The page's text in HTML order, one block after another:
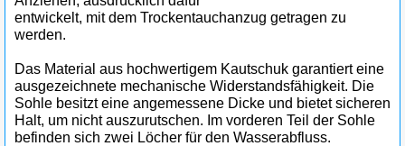
entwickelt, mit dem Trockentauchanzug getragen zu
werden.
Das Material aus hochwertigem Kautschuk garantiert eine
ausgezeichnete mechanische Widerstandsfähigkeit. Die
Sohle besitzt eine angemessene Dicke und bietet sicheren
Halt, um nicht auszurutschen. Im vorderen Teil der Sohle
befinden sich zwei Löcher für den Wasserabfluss.